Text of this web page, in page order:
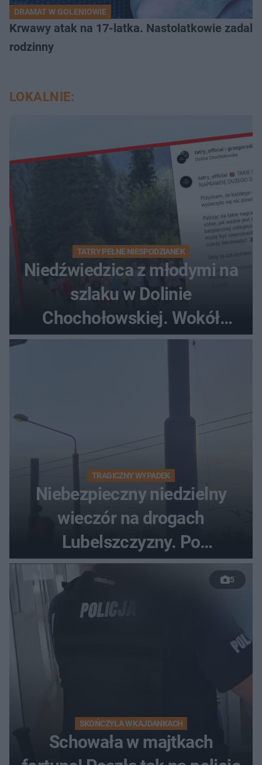
DRAMAT W GOLENIOWIE
Krwawy atak na 17-latka. Nastolatkowie zadali
rodzinny
LOKALNIE:
TATRY PEŁNE NIESPODZIANEK
Niedźwiedzica z młodymi na
szlaku w Dolinie
Chochołowskiej. Wokół
turyści!
TRAGICZNY WYPADEK
Niebezpieczny niedzielny
wieczór na drogach
Lubelszczyzny. Po
nieudanym manewrze
wyprzedzania zginął
kierowca auta
5
SKOŃCZYŁA W KAJDANKACH
Schowała w majtkach